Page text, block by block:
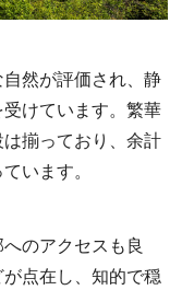
然が評価され、静
けています。繁華
揃っており、余計
います。
のアクセスも良
点在し、知的で穏